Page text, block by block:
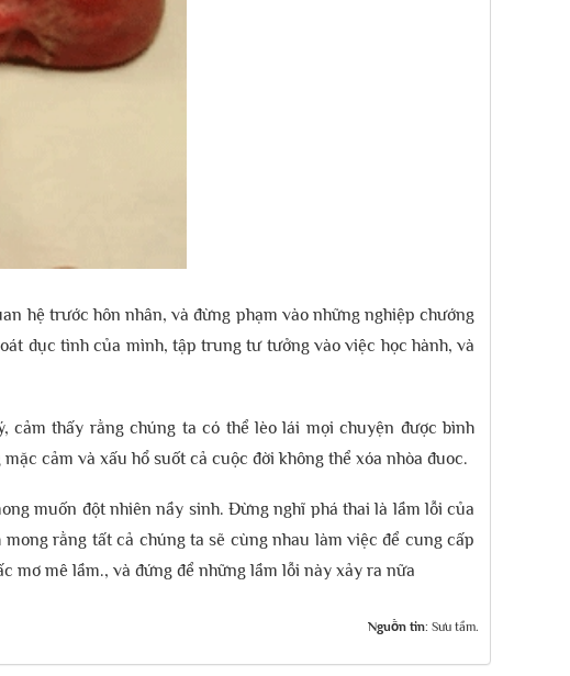
hệ trước hôn nhân, và đừng phạm vào những nghiệp chướng
dục tình của mình, tập trung tư tưởng vào việc học hành, và
cảm thấy rằng chúng ta có thể lèo lái mọi chuyện được bình
cảm và xấu hổ suốt cả cuộc đời không thể xóa nhòa đuoc.
muốn đột nhiên nầy sinh. Đừng nghĩ phá thai là lầm lỗi của
rằng tất cả chúng ta sẽ cùng nhau làm việc để cung cấp
mơ mê lầm., và đứng để những lầm lỗi này xảy ra nữa
Nguồn tin: Sưu tầm.